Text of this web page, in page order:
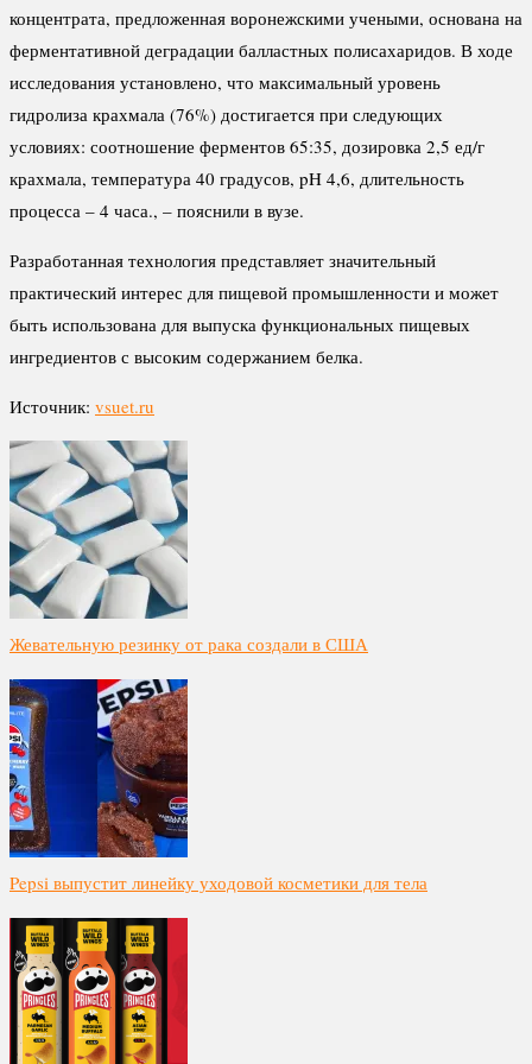
концентрата, предложенная воронежскими учеными, основана на
ферментативной деградации балластных полисахаридов. В ходе
исследования установлено, что максимальный уровень
гидролиза крахмала (76%) достигается при следующих
условиях: соотношение ферментов 65:35, дозировка 2,5 ед/г
крахмала, температура 40 градусов, pH 4,6, длительность
процесса – 4 часа., – пояснили в вузе.
Разработанная технология представляет значительный
практический интерес для пищевой промышленности и может
быть использована для выпуска функциональных пищевых
ингредиентов с высоким содержанием белка.
Источник: vsuet.ru
Жевательную резинку от рака создали в США
Pepsi выпустит линейку уходовой косметики для тела